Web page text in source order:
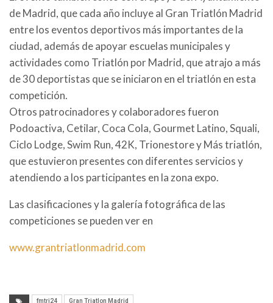
de Madrid, que cada año incluye al Gran Triatlón Madrid
entre los eventos deportivos más importantes de la
ciudad, además de apoyar escuelas municipales y
actividades como Triatlón por Madrid, que atrajo a más
de 30 deportistas que se iniciaron en el triatlón en esta
competición.
Otros patrocinadores y colaboradores fueron
Podoactiva, Cetilar, Coca Cola, Gourmet Latino, Squali,
Ciclo Lodge, Swim Run, 42K, Trionestore y Más triatlón,
que estuvieron presentes con diferentes servicios y
atendiendo a los participantes en la zona expo.
Las clasificaciones y la galería fotográfica de las
competiciones se pueden ver en
www.grantriatlonmadrid.com
fmtri24 Gran Triatlon Madrid